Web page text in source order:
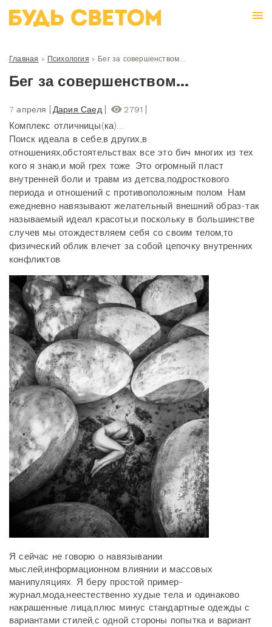
Главная » Психология » Бег за совершенством...
Бег за совершенством...
7 апреля Дария Саед 2791
Комплекс отличницы(ка)...
Поиск идеала в себе,в других,в
отношениях,обстоятельствах все это бич многих из тех
кого я знаю,и мой грех тоже. Это огромный пласт
внутренней боли и травм из детсва,подросткового
периода и отношений с противоположным полом. Нам
ежедневно навязывают желательный внешний образ-так
называемый идеал красоты,и поскольку в большинстве
случев мы отождествляем себя со своим телом,то
физический облик влечет за собой цепочку внутренних
конфликтов.
Я сейчас не говорю о навязывании
мыслей,информационном влиянии и массовых
манипуляциях. Я беру простой пример-
журнал,мода,неестественно худые тела и одинаково
накрашенные лица,плюс минус стандартные одежды с
вариантами стилей,с одной стороны попытка и вариант